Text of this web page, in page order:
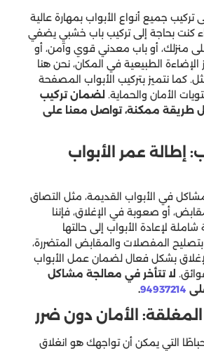
تركيب جميع أنواع الأبواب بمهارة عالية
كنت بحاجة إلى تركيب باب خشبي يضفي
منزلك، أو باب معدني قوي وآمن، أو
الطبيعية في المكان، نحن هنا
كما نتميز بتركيب الأبواب المصفحة
الأمان والحماية. لضمان تركيب
طريقة ممكنة، تواصل معنا على
إطالة عمر الأبواب
في الأبواب القديمة، مثل التصاق
أو صعوبة في الإغلاق، فإننا
لإعادة الأبواب إلى حالتها
المفصلات والمقابض المتضررة،
بشكل فعال لضمان عمل الأبواب
لا تتأخر في معالجة مشاكل
94937214
.
الأمان دون ضرر
التي يمكن أن تواجهك هو انغلاق